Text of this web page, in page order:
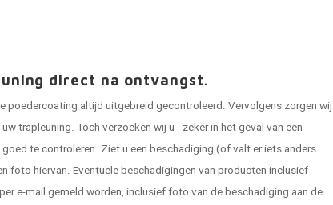
direct na ontvangst.
poedercoating altijd uitgebreid gecontroleerd. Vervolgens zorgen wij
trapleuning. Toch verzoeken wij u - zeker in het geval van een
te controleren. Ziet u een beschadiging (of valt er iets anders
foto hiervan. Eventuele beschadigingen van producten inclusief
e-mail gemeld worden, inclusief foto van de beschadiging aan de